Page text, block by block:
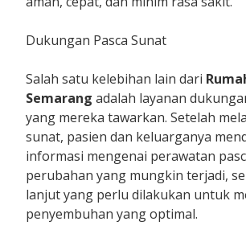
Dukungan Pasca Sunat
Salah satu kelebihan lain dari
Semarang adalah layanan
yang mereka tawarkan. Setelah
sunat, pasien dan keluarganya
informasi mengenai perawatan
perubahan yang mungkin terjadi,
lanjut yang perlu dilakukan untuk
penyembuhan yang optimal.